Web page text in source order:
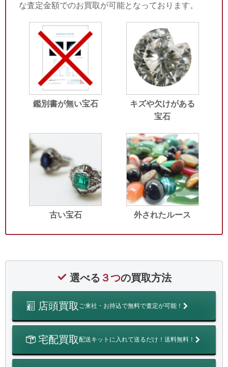
な査定金額でのお買取が可能となっております。
鑑別書が無い宝石
キズや欠けがある
宝石
古い宝石 外されたルース
選べる ３つの買取方法
店頭買取 ご来社・お持込で無料で査定が可能！
宅配買取配送キットに入れて送るだけ！送料無料！